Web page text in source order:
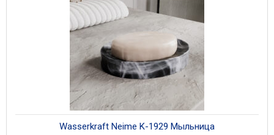
Wasserkraft Neime K-1929 Мыльница